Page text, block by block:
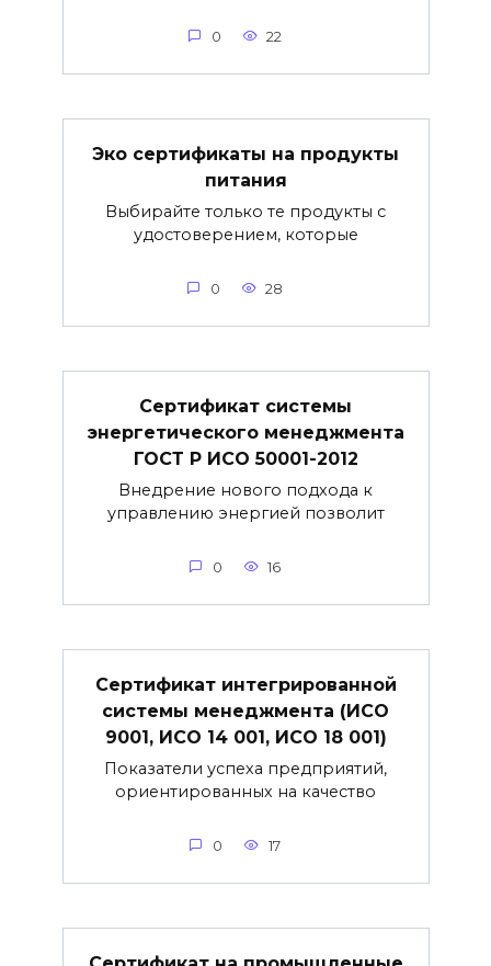
0 22
Эко сертификаты на продукты
питания
Выбирайте только те продукты с
удостоверением, которые
0 28
Сертификат системы
энергетического менеджмента
ГОСТ Р ИСО 50001-2012
Внедрение нового подхода к
управлению энергией позволит
0 16
Сертификат интегрированной
системы менеджмента (ИСО
9001, ИСО 14 001, ИСО 18 001)
Показатели успеха предприятий,
ориентированных на качество
0 17